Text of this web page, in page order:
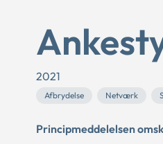
2021
Afbrydelse Netværk
Principmeddelelsen